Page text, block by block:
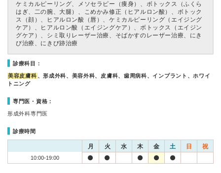
ケミカルピーリング、メソセラピー（痩身）、ボトックス（ふくら
はぎ、二の腕、大腿）、こめかみ修正（ヒアルロン酸）、ボトック
ス（顔）、ヒアルロン酸（唇）、ケミカルピーリング（エイジング
ケア）、ヒアルロン酸（エイジングケア）、ボトックス（エイジン
グケア）、シミ取りレーザー治療、そばかすのレーザー治療、にき
び治療、にきび跡治療
診療科目：
美容皮膚科 、形成外科、美容外科、皮膚科、歯周病科、インプラント、ホワイ
トニング
専門医・資格：
形成外科専門医
診療時間
月 火 水 木 金 土 日 祝
10:00-19:00